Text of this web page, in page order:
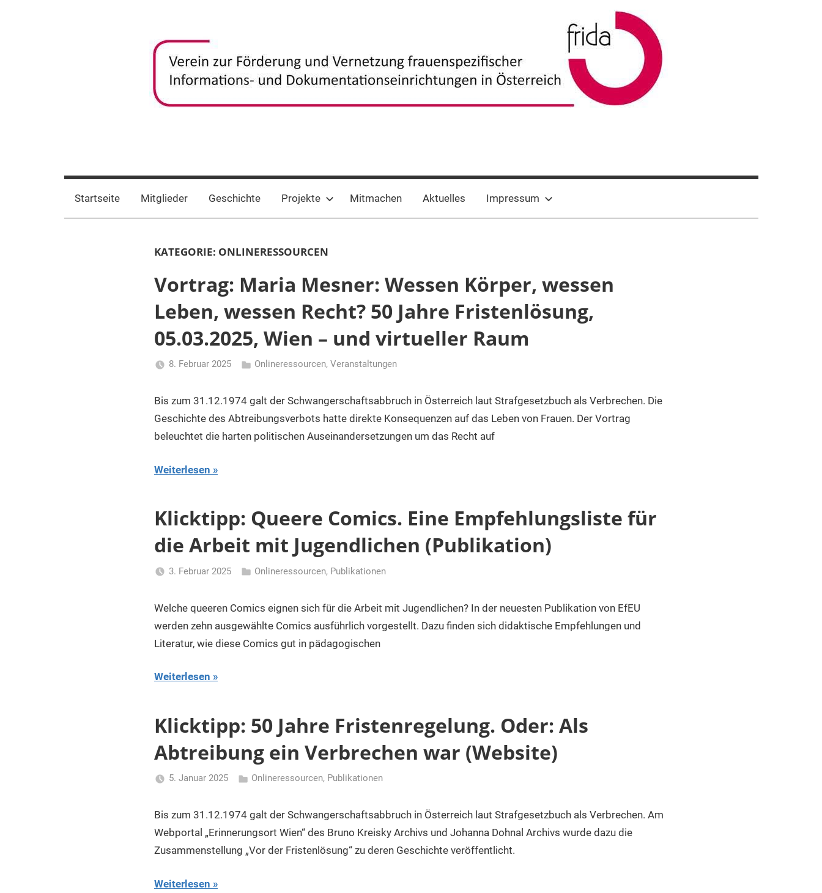
frida-
verein
zur
Förderung
Dokumentationseinrichtungen
Startseite Mitglieder Geschichte Projekte Mitmachen Aktuelles Impressum
KATEGORIE: ONLINERESSOURCEN
Vortrag: Maria Mesner: Wessen Körper, wessen
Leben, wessen Recht? 50 Jahre Fristenlösung,
05.03.2025, Wien – und virtueller Raum
8. Februar 2025
Gerhalter
Onlineressourcen, Veranstaltungen
Bis zum 31.12.1974 galt der Schwangerschaftsabbruch in Österreich laut Strafgesetzbuch als Verbrechen. Die
Geschichte des Abtreibungsverbots hatte direkte Konsequenzen auf das Leben von Frauen. Der Vortrag
beleuchtet die harten politischen Auseinandersetzungen um das Recht auf
Weiterlesen
Klicktipp: Queere Comics. Eine Empfehlungsliste für
die Arbeit mit Jugendlichen (Publikation)
3. Februar 2025
Gerhalter
Onlineressourcen, Publikationen
Welche queeren Comics eignen sich für die Arbeit mit Jugendlichen? In der neuesten Publikation von EfEU
werden zehn ausgewählte Comics ausführlich vorgestellt. Dazu finden sich didaktische Empfehlungen und
Literatur, wie diese Comics gut in pädagogischen
Weiterlesen
Klicktipp: 50 Jahre Fristenregelung. Oder: Als
Abtreibung ein Verbrechen war (Website)
5. Januar 2025
Gerhalter
Onlineressourcen, Publikationen
Bis zum 31.12.1974 galt der Schwangerschaftsabbruch in Österreich laut Strafgesetzbuch als Verbrechen. Am
Webportal „Erinnerungsort Wien“ des Bruno Kreisky Archivs und Johanna Dohnal Archivs wurde dazu die
Zusammenstellung „Vor der Fristenlösung“ zu deren Geschichte veröffentlicht.
Weiterlesen